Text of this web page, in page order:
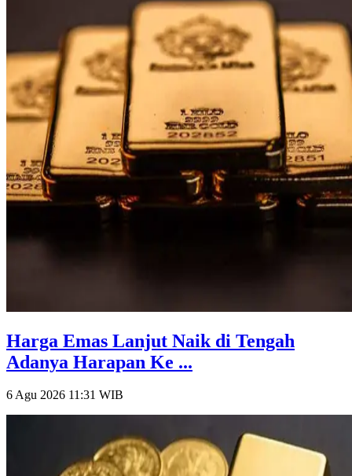
Harga Emas Lanjut Naik di Tengah
Adanya Harapan Ke ...
6 Agu 2026 11:31 WIB